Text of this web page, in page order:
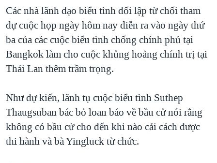
Các nhà lãnh đạo biểu tình đối lập từ chối tham
dự cuộc họp ngày hôm nay diễn ra vào ngày thứ
ba của các cuộc biểu tình chống chính phủ tại
Bangkok làm cho cuộc khủng hoảng chính trị tại
Thái Lan thêm trầm trọng.
Như dự kiến, lãnh tụ cuộc biểu tình Suthep
Thaugsuban bác bỏ loan báo về bầu cử nói rằng
không có bầu cử cho đến khi nào cải cách được
thi hành và bà Yingluck từ chức.